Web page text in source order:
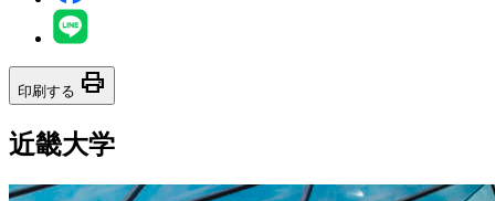
印刷する print
近畿大学